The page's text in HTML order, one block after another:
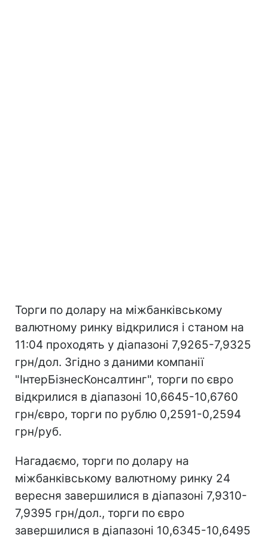
Торги по долару на міжбанківському
валютному ринку відкрилися і станом на
11:04 проходять у діапазоні 7,9265-7,9325
грн/дол. Згідно з даними компанії
"ІнтерБізнесКонсалтинг", торги по євро
відкрилися в діапазоні 10,6645-10,6760
грн/євро, торги по рублю 0,2591-0,2594
грн/руб.
Нагадаємо, торги по долару на
міжбанківському валютному ринку 24
вересня завершилися в діапазоні 7,9310-
7,9395 грн/дол., торги по євро
завершилися в діапазоні 10,6345-10,6495